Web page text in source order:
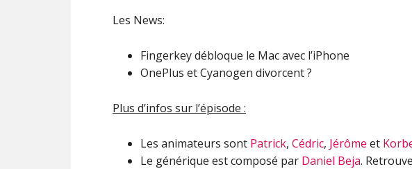
Les News:
Fingerkey débloque le Mac avec l’iPhone
OnePlus et Cyanogen divorcent ?
Plus d’infos sur l’épisode :
Les animateurs sont Patrick, Cédric, Jérôme et
Le générique est composé par Daniel Beja.